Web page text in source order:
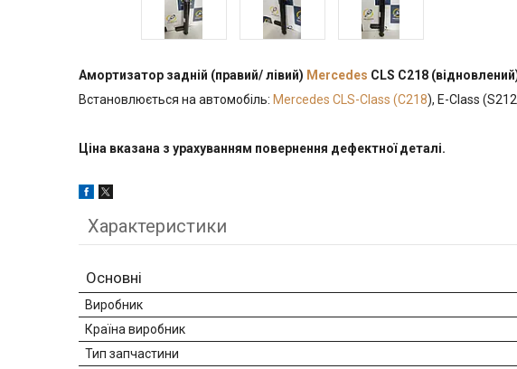
Амортизатор задній (правий/ лівий) Mercedes CLS C218
Встановлюється на автомобіль: Mercedes CLS-Class (C218), E-Class
Ціна вказана з урахуванням повернення дефектної деталі.
Характеристики
Основні
Виробник
Країна виробник
Тип запчастини